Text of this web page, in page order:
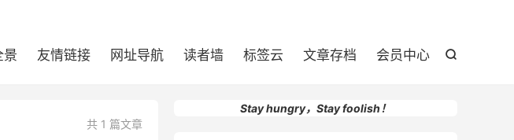

景 友情链接 网址导航 读者墙 标签云 文章存档 会员中心
共 1 篇文章
Stay hungry，Stay foolish！